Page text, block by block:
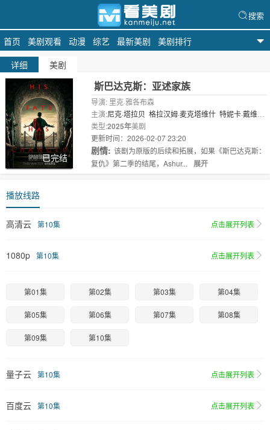
首页 美剧观看 动漫 综艺 最新美剧 美剧排行
搜索
详细 美剧
已完结
斯巴达克斯：亚述家族
导演: 里克·雅各布森
主演:尼克·塔拉贝 格拉汉姆·麦克塔维什 特妮卡·戴维
斯 乔·戴维森 卡梅隆·罗德
罗 乔治·韦伯..
类型:2025年美剧
更新时间：2026-02-07 23:20
剧情: 该剧为原版的后续和拓展，如果《斯巴达克斯：
复仇》第二季的结尾，Ashur...
展开
播放线路
高清云 第10集 点击展开列表
1080p 第10集 点击展开列表
第01集 第02集 第03集 第04集
第05集 第06集 第07集 第08集
第09集 第10集
量子云 第10集 点击展开列表
百度云 第10集 点击展开列表